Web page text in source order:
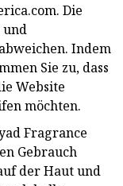
Die
und
Indem
Sie zu, dass
Website
möchten.
Fragrance
Gebrauch
der Haut und